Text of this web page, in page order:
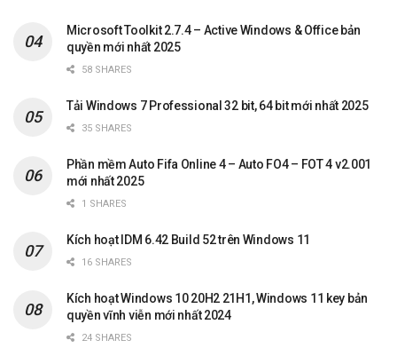
Microsoft Toolkit 2.7.4 – Active Windows & Office bản
quyền mới nhất 2025
58 SHARES
Tải Windows 7 Professional 32 bit, 64 bit mới nhất 2025
35 SHARES
Phần mềm Auto Fifa Online 4 – Auto FO4 – FOT 4 v2.001
mới nhất 2025
1 SHARES
Kích hoạt IDM 6.42 Build 52 trên Windows 11
16 SHARES
Kích hoạt Windows 10 20H2 21H1, Windows 11 key bản
quyền vĩnh viễn mới nhất 2024
24 SHARES